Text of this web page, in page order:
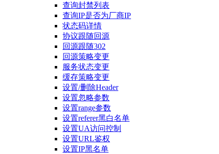
查询封禁列表
查询IP是否为厂商IP
状态码详情
协议跟随回源
回源跟随302
回源策略变更
服务状态变更
缓存策略变更
设置/删除Header
设置忽略参数
设置range参数
设置referer黑白名单
设置UA访问控制
设置URL鉴权
设置IP黑名单